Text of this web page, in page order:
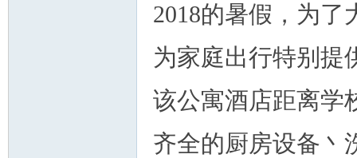
2018的暑假，为
为家庭出行特别提
该公寓酒店距离学
齐全的厨房设备丶